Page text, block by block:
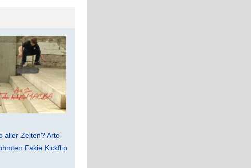
aller Zeiten? Arto
Fakie Kickflip